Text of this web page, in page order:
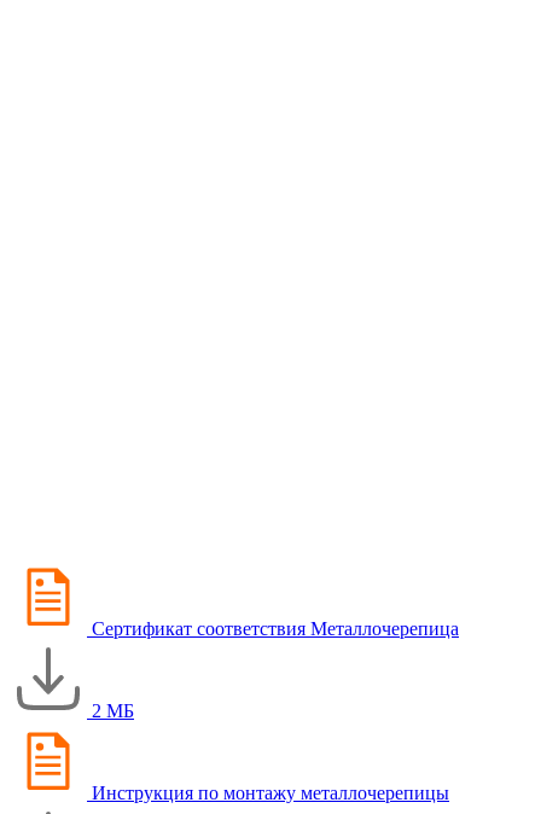
Сертификат соответствия Металлочерепица
2 МБ
Инструкция по монтажу металлочерепицы